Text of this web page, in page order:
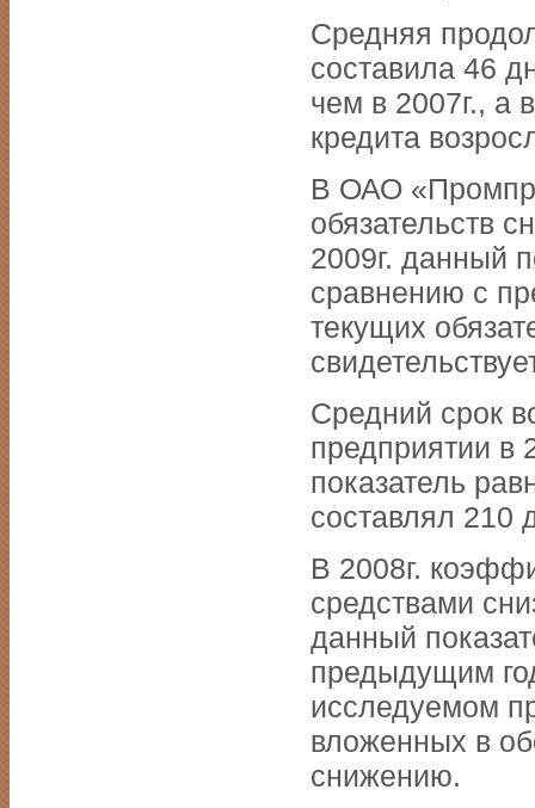
Средняя
составила 46
чем в 2007г., а
кредита
В ОАО
обязательств
2009г. данный
сравнению с
текущих
Средний срок
предприятии в
показатель
составлял 210
В 2008г.
средствами
данный
предыдущим
исследуемом
вложенных в
снижению.